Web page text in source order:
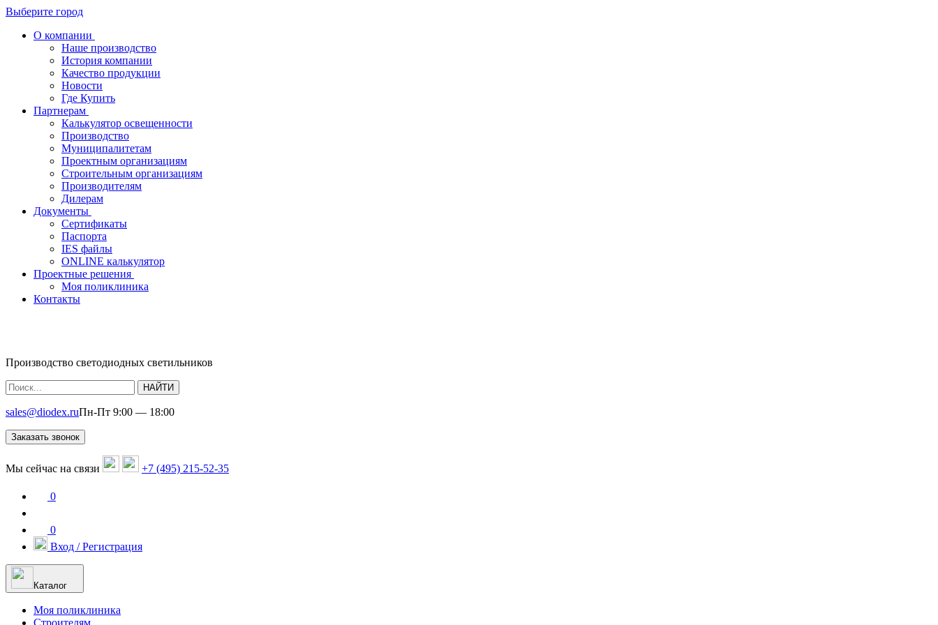
Выберите город
О компании
Наше производство
История компании
Качество продукции
Новости
Где Купить
Партнерам
Калькулятор освещенности
Производство
Муниципалитетам
Проектным организациям
Строительным организациям
Производителям
Дилерам
Документы
Сертификаты
Паспорта
IES файлы
ONLINE калькулятор
Проектные решения
Моя поликлиника
Контакты
Производство светодиодных светильников
НАЙТИ
sales@diodex.ruПн-Пт 9:00 — 18:00
Заказать звонок
Мы сейчас на связи +7 (495) 215-52-35
0
0
Вход / Регистрация
Каталог
Моя поликлиника
Строителям